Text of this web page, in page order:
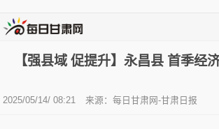
【强县域 促提升】永昌县 首季经
2025/05/14/ 08:21 来源：每日甘肃网-甘肃日报